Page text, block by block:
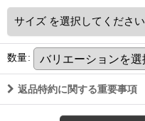
サイズ を選択してください
数量:
返品特約に関する重要事項